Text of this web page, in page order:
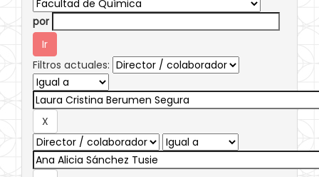
por
Filtros actuales: